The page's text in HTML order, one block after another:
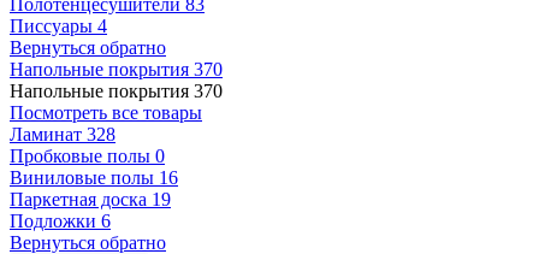
Полотенцесушители 83
Писсуары 4
Вернуться обратно
Напольные покрытия 370
Напольные покрытия 370
Посмотреть все товары
Ламинат 328
Пробковые полы 0
Виниловые полы 16
Паркетная доска 19
Подложки 6
Вернуться обратно